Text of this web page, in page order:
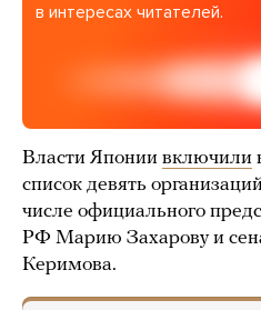
в интересах читателей.
Власти Японии включили
список девять
числе официального
РФ Марию Захарову и
Керимова.